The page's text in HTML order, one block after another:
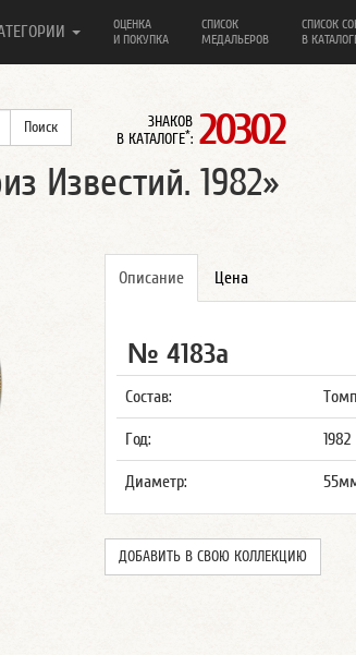
ОЦЕНКА
И ПОКУПКА
СПИСОК
МЕДАЛЬЕРОВ
СПИСОК
В
ЗНАКОВ
В КАТАЛОГЕ*: 20302
Известий. 1982»
Описание Цена
№ 4183а
Состав:
Год: 1982
Диаметр:
ДОБАВИТЬ В СВОЮ КОЛЛЕКЦИЮ